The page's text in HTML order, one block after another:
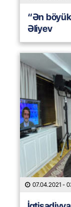
“Ən
Əliyev
07.04.2021 -